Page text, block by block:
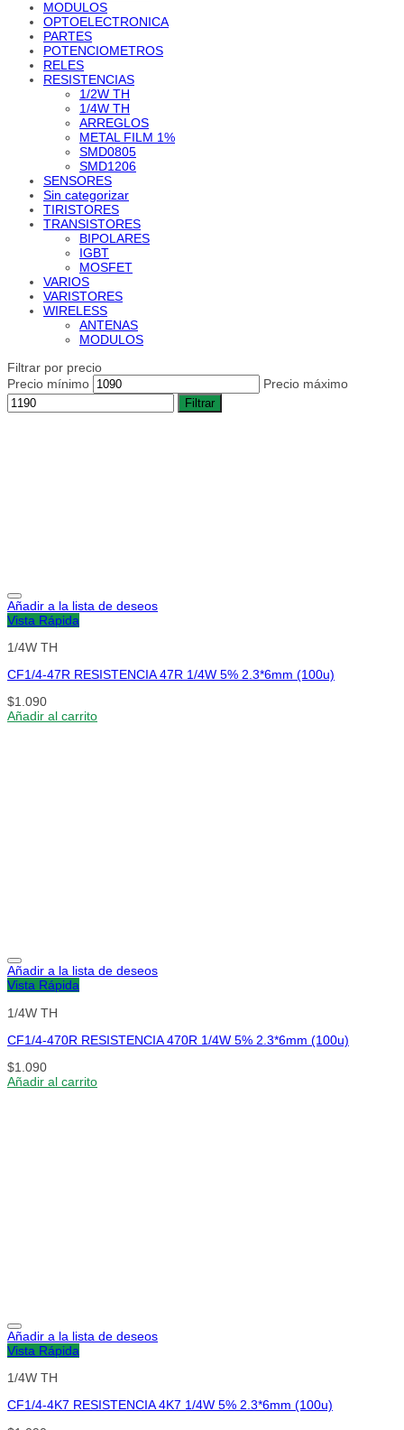
MODULOS
OPTOELECTRONICA
PARTES
POTENCIOMETROS
RELES
RESISTENCIAS
1/2W TH
1/4W TH
ARREGLOS
METAL FILM 1%
SMD0805
SMD1206
SENSORES
Sin categorizar
TIRISTORES
TRANSISTORES
BIPOLARES
IGBT
MOSFET
VARIOS
VARISTORES
WIRELESS
ANTENAS
MODULOS
Filtrar por precio
Precio mínimo
Precio máximo
Filtrar
Añadir a la lista de deseos
Vista Rápida
1/4W TH
CF1/4-47R RESISTENCIA 47R 1/4W 5% 2.3*6mm (100u)
$1.090
Añadir al carrito
Añadir a la lista de deseos
Vista Rápida
1/4W TH
CF1/4-470R RESISTENCIA 470R 1/4W 5% 2.3*6mm (100u)
$1.090
Añadir al carrito
Añadir a la lista de deseos
Vista Rápida
1/4W TH
CF1/4-4K7 RESISTENCIA 4K7 1/4W 5% 2.3*6mm (100u)